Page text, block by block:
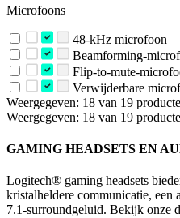
Microfoons
48-kHz microfoon
Beamforming-
Flip-to-mute-
Verwijderbare
Weergegeven: 18 van 19
Weergegeven: 18 van 19
GAMING HEADSETS EN
Logitech® gaming headsets
kristalheldere communicatie, een
7.1-surroundgeluid. Bekijk onze